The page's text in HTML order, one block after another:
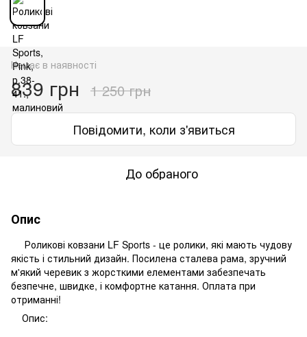
Немає в наявності
839 грн 1 250 грн
Повідомити, коли з'явиться
До обраного
Опис
Роликові ковзани LF Sports - це ролики, які мають чудову
якість і стильний дизайн. Посилена сталева рама, зручний
м'який черевик з жорсткими елементами забезпечать
безпечне, швидке, і комфортне катання. Оплата при
отриманні!
Опис: